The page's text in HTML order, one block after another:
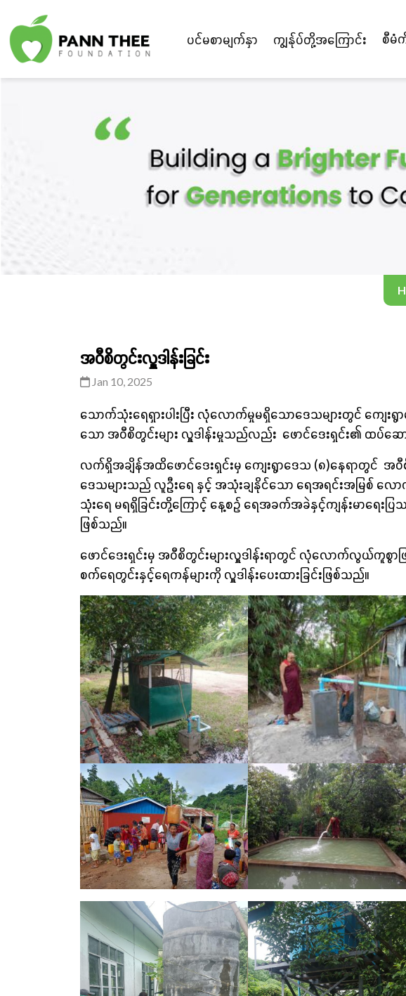
ပင်မစာမျက်နှာ ကျွန်ုပ်တို့အကြောင်း စီမံကိ
အဝီစိတွင်းလှူဒါန်းခြင်း
Jan 10, 2025
သောက်သုံးရေရှားပါးပြီး လုံလောက်မှုမရှိသောဒေသများတွင် ကျေ
သော အဝီစိတွင်းများ လှူဒါန်းမှုသည်လည်း ဖောင်‌ဒေးရှင်း၏ ထပ်ဆ
လက်ရှိအချိန်အထိဖောင်ဒေးရှင်းမှ ကျေးရွာဒေသ (၈)နေရာတွင် အဝီ
ဒေသများသည် လူဦးရေ နှင့် အသုံးချနိုင်သော ရေအရင်းအမြစ် လ
သုံးရေ မရရှိခြင်းတို့ကြောင့် နေ့စဥ် ရေအခက်အခဲနှင့်ကျန်းမာရေးပြ
ဖြစ်သည်။
ဖောင်ဒေးရှင်းမှ အဝီစိတွင်းများလှူဒါန်းရာတွင် လုံလောက်လွယ်ကူစွာ
စက်ရေတွင်းနှင့်ရေကန်များကို လှူဒါန်း‌ပေးထားခြင်းဖြစ်သည်။